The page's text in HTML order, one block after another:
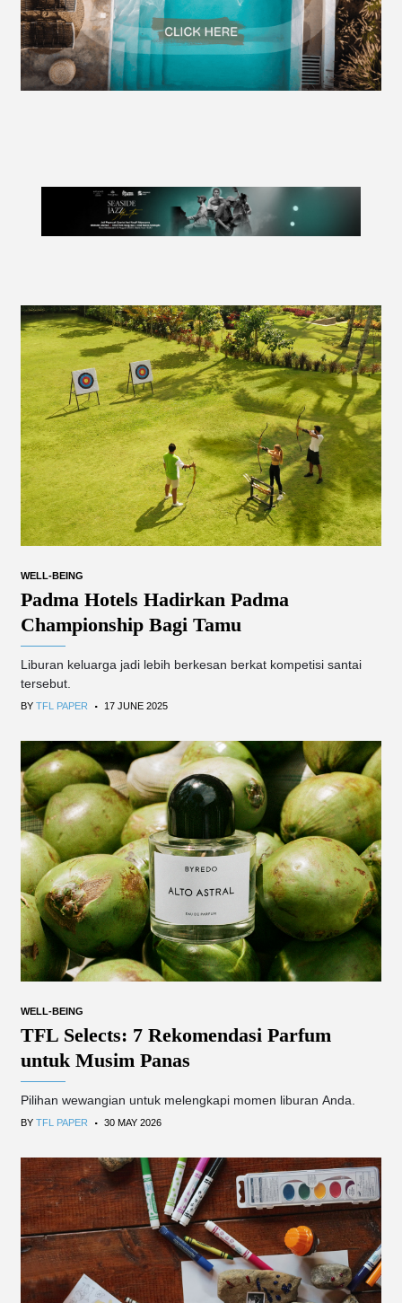
WELL-BEING
Padma Hotels Hadirkan Padma
Championship Bagi Tamu
Liburan keluarga jadi lebih berkesan berkat kompetisi santai
tersebut.
BY TFL PAPER . 17 JUNE 2025
WELL-BEING
TFL Selects: 7 Rekomendasi Parfum
untuk Musim Panas
Pilihan wewangian untuk melengkapi momen liburan Anda.
BY TFL PAPER . 30 MAY 2026